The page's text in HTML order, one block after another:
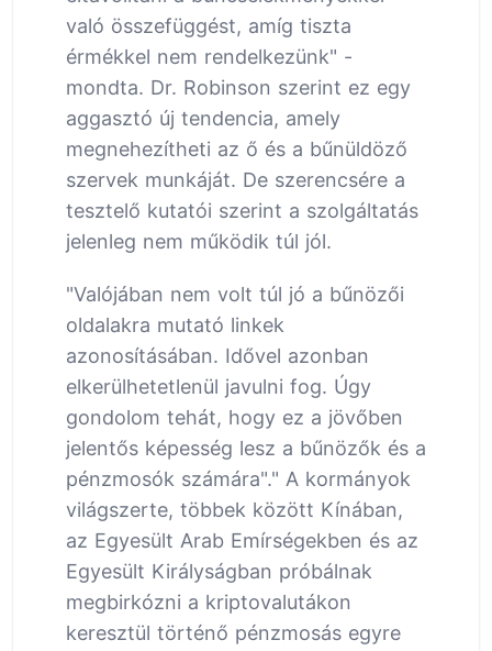
való összefüggést, amíg tiszta
érmékkel nem rendelkezünk" -
mondta. Dr. Robinson szerint ez egy
aggasztó új tendencia, amely
megnehezítheti az ő és a bűnüldöző
szervek munkáját. De szerencsére a
tesztelő kutatói szerint a szolgáltatás
jelenleg nem működik túl jól.
"Valójában nem volt túl jó a bűnözői
oldalakra mutató linkek
azonosításában. Idővel azonban
elkerülhetetlenül javulni fog. Úgy
gondolom tehát, hogy ez a jövőben
jelentős képesség lesz a bűnözők és a
pénzmosók számára"." A kormányok
világszerte, többek között Kínában,
az Egyesült Arab Emírségekben és az
Egyesült Királyságban próbálnak
megbirkózni a kriptovalutákon
keresztül történő pénzmosás egyre